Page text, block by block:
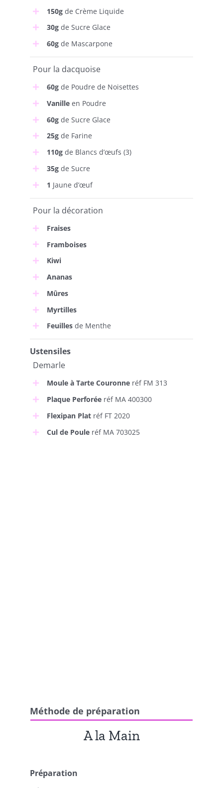
150gde Crème Liquide
30gde Sucre Glace
60gde Mascarpone
Pour la dacquoise
60gde Poudre de Noisettes
Vanilleen Poudre
60gde Sucre Glace
25gde Farine
110gde Blancs d’œufs (3)
35gde Sucre
1 Jaune d’œuf
Pour la décoration
Fraises
Framboises
Kiwi
Ananas
Mûres
Myrtilles
Feuillesde Menthe
Ustensiles
Demarle
Moule à Tarte Couronneréf FM 313
Plaque Perforéeréf MA 400300
Flexipan Platréf FT 2020
Cul de Pouleréf MA 703025
Méthode de préparation
A la Main
Préparation